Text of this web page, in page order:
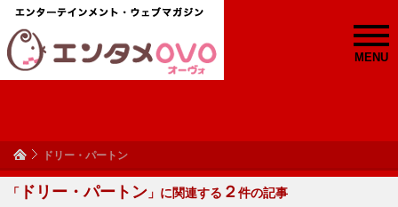
MENU
ドリー・パートン
「 ドリー・パートン 」に関連する ２件の記事